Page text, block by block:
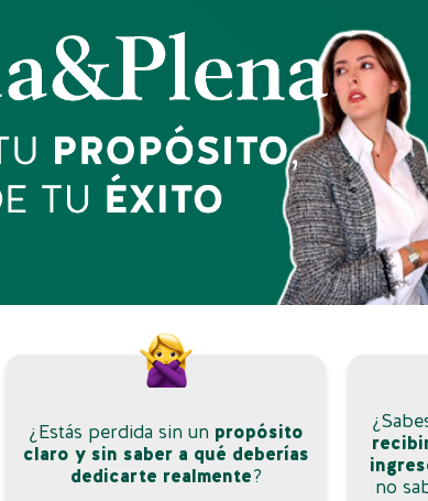
¿Estás perdida sin un propósito
claro y sin saber a qué deberías
dedicarte realmente?
no